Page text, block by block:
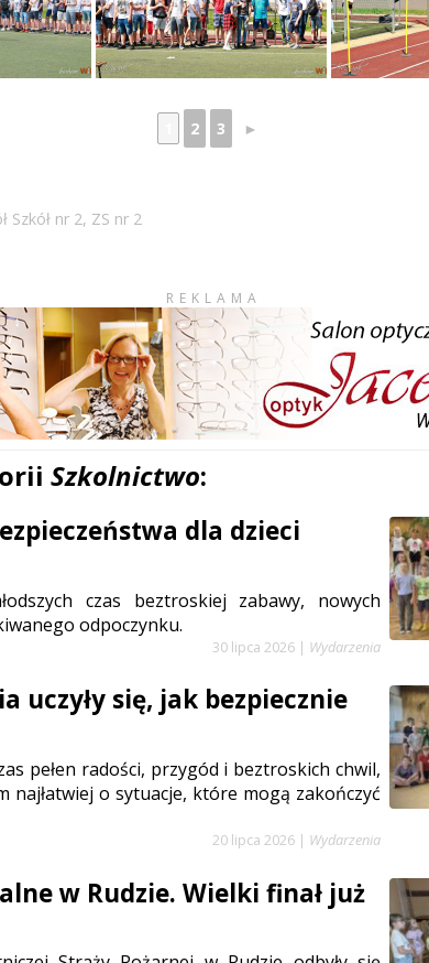
2 3 ►
Szkół nr 2, ZS nr 2
REKLAMA
Szkolnictwo:
dla dzieci
czas beztroskiej zabawy, nowych
odpoczynku.
30 lipca 2026 | Wydarzenia
uczyły się, jak bezpiecznie
pełen radości, przygód i beztroskich chwil,
najłatwiej o sytuacje, które mogą zakończyć
20 lipca 2026 | Wydarzenia
w Rudzie. Wielki finał już